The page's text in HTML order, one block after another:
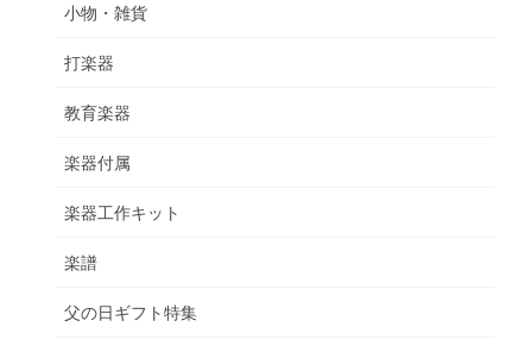
小物・雑貨
打楽器
教育楽器
楽器付属
楽器工作キット
楽譜
父の日ギフト特集